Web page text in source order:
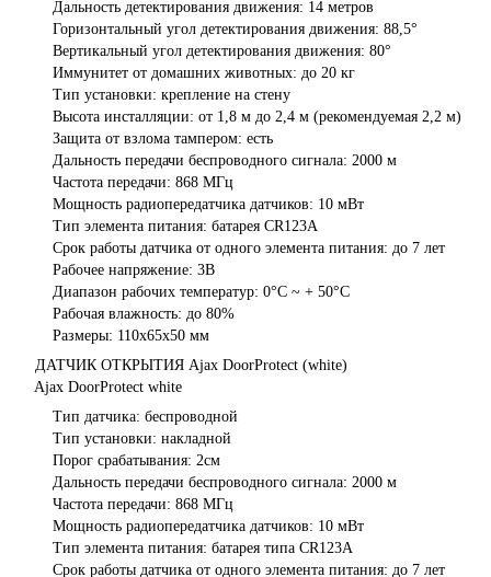
Дальность детектирования движения: 14 метров
Горизонтальный угол детектирования движения: 88,5°
Вертикальный угол детектирования движения: 80°
Иммунитет от домашних животных: до 20 кг
Тип установки: крепление на стену
Высота инсталляции: от 1,8 м до 2,4 м (рекомендуемая 2,2 м)
Защита от взлома тампером: есть
Дальность передачи беспроводного сигнала: 2000 м
Частота передачи: 868 МГц
Мощность радиопередатчика датчиков: 10 мВт
Тип элемента питания: батарея CR123A
Срок работы датчика от одного элемента питания: до 7 лет
Рабочее напряжение: 3В
Диапазон рабочих температур: 0°C ~ + 50°C
Рабочая влажность: до 80%
Размеры: 110х65x50 мм
ДАТЧИК ОТКРЫТИЯ Ajax DoorProtect (white)
Ajax DoorProtect white
Тип датчика: беспроводной
Тип установки: накладной
Порог срабатывания: 2см
Дальность передачи беспроводного сигнала: 2000 м
Частота передачи: 868 МГц
Мощность радиопередатчика датчиков: 10 мВт
Тип элемента питания: батарея типа CR123A
Срок работы датчика от одного элемента питания: до 7 лет